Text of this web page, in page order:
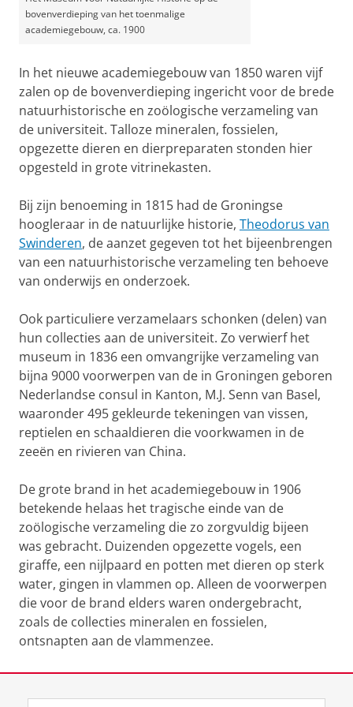
bovenverdieping van het toenmalige
academiegebouw, ca. 1900
In het nieuwe academiegebouw van 1850 waren vijf
zalen op de bovenverdieping ingericht voor de brede
natuurhistorische en zoölogische verzameling van
de universiteit. Talloze mineralen, fossielen,
opgezette dieren en dierpreparaten stonden hier
opgesteld in grote vitrinekasten.
Bij zijn benoeming in 1815 had de Groningse
hoogleraar in de natuurlijke historie, Theodorus van
Swinderen, de aanzet gegeven tot het bijeenbrengen
van een natuurhistorische verzameling ten behoeve
van onderwijs en onderzoek.
Ook particuliere verzamelaars schonken (delen) van
hun collecties aan de universiteit. Zo verwierf het
museum in 1836 een omvangrijke verzameling van
bijna 9000 voorwerpen van de in Groningen geboren
Nederlandse consul in Kanton, M.J. Senn van Basel,
waaronder 495 gekleurde tekeningen van vissen,
reptielen en schaaldieren die voorkwamen in de
zeeën en rivieren van China.
De grote brand in het academiegebouw in 1906
betekende helaas het tragische einde van de
zoölogische verzameling die zo zorgvuldig bijeen
was gebracht. Duizenden opgezette vogels, een
giraffe, een nijlpaard en potten met dieren op sterk
water, gingen in vlammen op. Alleen de voorwerpen
die voor de brand elders waren ondergebracht,
zoals de collecties mineralen en fossielen,
ontsnapten aan de vlammenzee.